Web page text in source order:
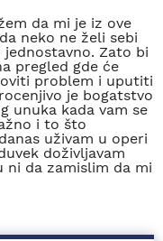
da mi je iz ove
neko ne želi sebi
jednostavno. Zato bi
pregled gde će
problem i uputiti
je bogatstvo
unuka kada vam se
i to što
uživam u operi
doživljavam
ni da zamislim da mi